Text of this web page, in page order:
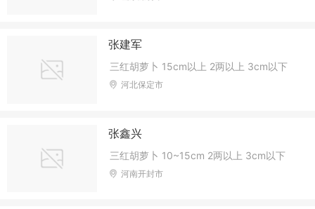
张建军
三红胡萝卜 15cm以上 2两以上 3cm以下
河北保定市
张鑫兴
三红胡萝卜 10~15cm 2两以上 3cm以下
河南开封市